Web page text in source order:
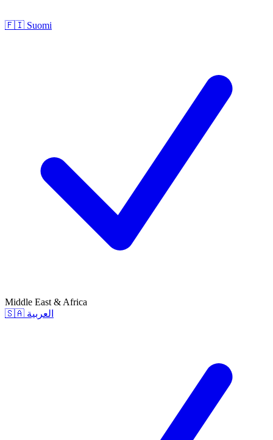
🇫🇮 Suomi
Middle East & Africa
🇸🇦 العربية